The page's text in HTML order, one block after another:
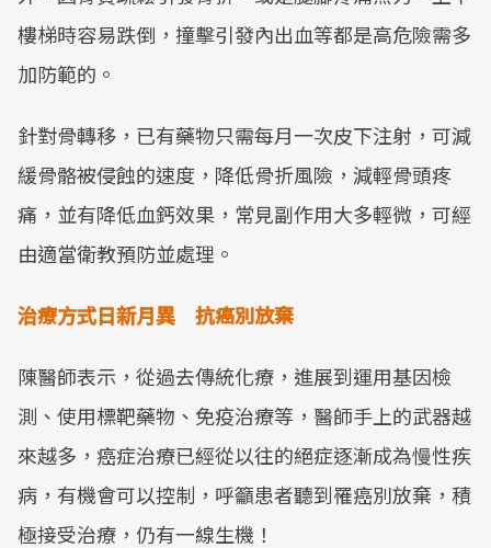
樓梯時容易跌倒，撞擊引發內出血等都是高危險需多
加防範的。
針對骨轉移，已有藥物只需每月一次皮下注射，可減
緩骨骼被侵蝕的速度，降低骨折風險，減輕骨頭疼
痛，並有降低血鈣效果，常見副作用大多輕微，可經
由適當衛教預防並處理。
治療方式日新月異 抗癌別放棄
陳醫師表示，從過去傳統化療，進展到運用基因檢
測、使用標靶藥物、免疫治療等，醫師手上的武器越
來越多，癌症治療已經從以往的絕症逐漸成為慢性疾
病，有機會可以控制，呼籲患者聽到罹癌別放棄，積
極接受治療，仍有一線生機！